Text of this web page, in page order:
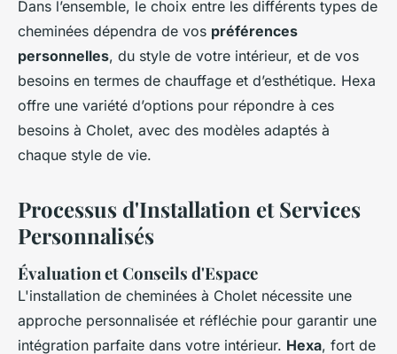
Dans l’ensemble, le choix entre les différents types de
cheminées dépendra de vos préférences
personnelles, du style de votre intérieur, et de vos
besoins en termes de chauffage et d’esthétique. Hexa
offre une variété d’options pour répondre à ces
besoins à Cholet, avec des modèles adaptés à
chaque style de vie.
Processus d'Installation et Services
Personnalisés
Évaluation et Conseils d'Espace
L'installation de cheminées à Cholet nécessite une
approche personnalisée et réfléchie pour garantir une
intégration parfaite dans votre intérieur. Hexa, fort de